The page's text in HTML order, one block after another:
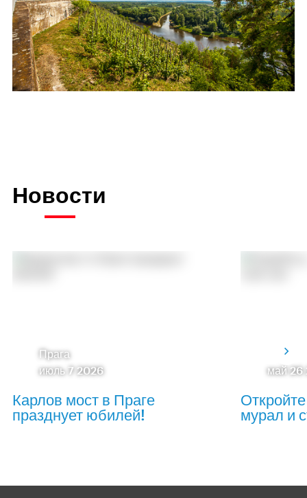
Новости
Прага
июль 7 2026
Карлов мост в Праге
празднует юбилей!
май 26
мурал и